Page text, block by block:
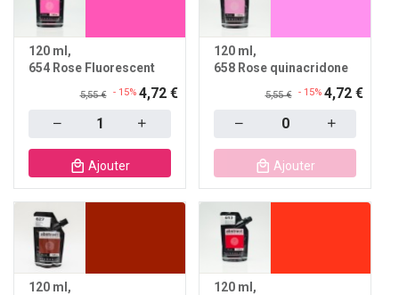
120 ml
654 Rose Fluorescent
5,55 € - 15% 4,72 €
Ajouter
120 ml
658 Rose quinacridone
5,55 € - 15% 4,72 €
Ajouter
120 ml
120 ml